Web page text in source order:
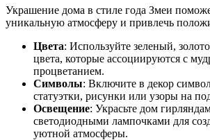
Украшение дома в стиле года Змеи
уникальную атмосферу и привлечь
Цвета: Используйте зеленый,
цвета, которые ассоциируются с
процветанием.
Символы: Включите в декор
статуэтки, рисунки или узоры на
Освещение: Украсьте дом
светодиодными лампочками для
уютной атмосферы.